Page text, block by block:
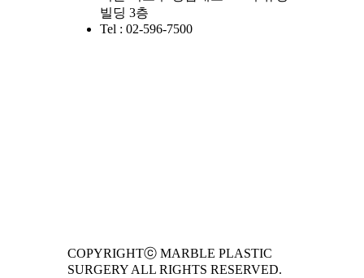
빌딩 3층
Tel : 02-596-7500
COPYRIGHTⓒ MARBLE PLASTIC
SURGERY ALL RIGHTS RESERVED.